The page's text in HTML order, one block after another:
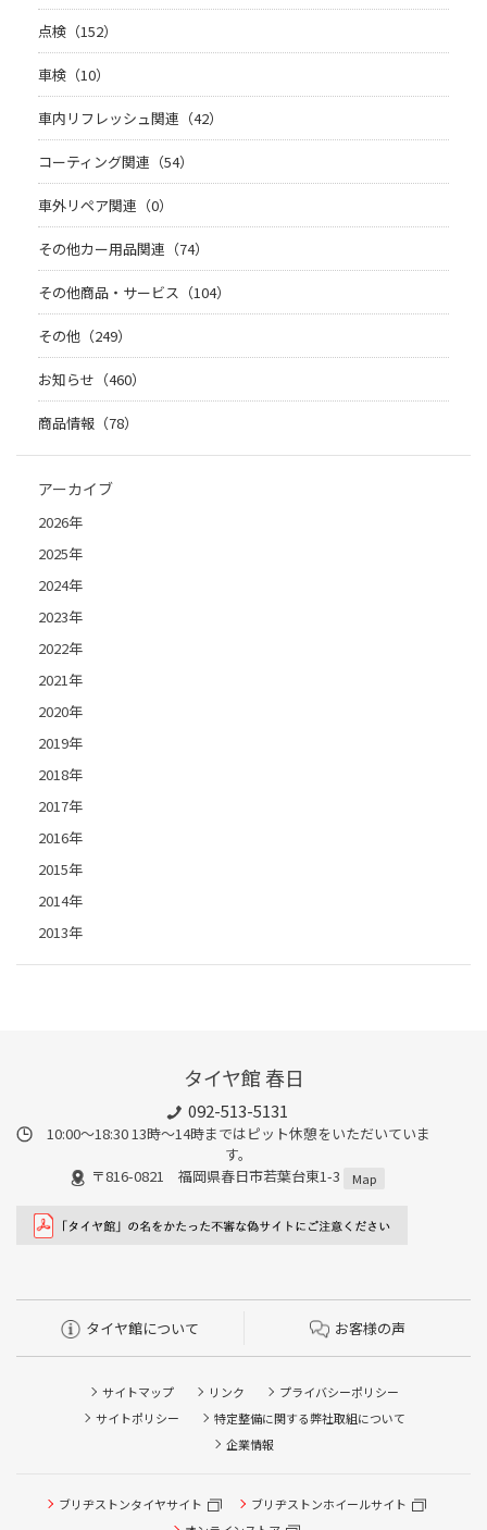
点検（152）
車検（10）
車内リフレッシュ関連（42）
コーティング関連（54）
車外リペア関連（0）
その他カー用品関連（74）
その他商品・サービス（104）
その他（249）
お知らせ（460）
商品情報（78）
アーカイブ
2026年
2025年
2024年
2023年
2022年
2021年
2020年
2019年
2018年
2017年
2016年
2015年
2014年
2013年
タイヤ館 春日
092-513-5131
10:00～18:30 13時〜14時まではピット休憩をいただいていま
す。
〒816-0821 福岡県春日市若葉台東1-3
Map
タイヤ館について お客様の声
サイトマップ リンク
プライバシーポリシー
サイトポリシー
特定整備に関する弊社取組について
企業情報
ブリヂストンタイヤサイト
ブリヂストンホイールサイト
タイヤ点検・安全点検/タイヤ履き替え/オイル交換/その他